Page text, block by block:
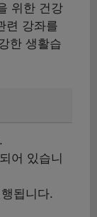
위한 건강
련 강좌를
한 생활습
어 있습니
됩니다.